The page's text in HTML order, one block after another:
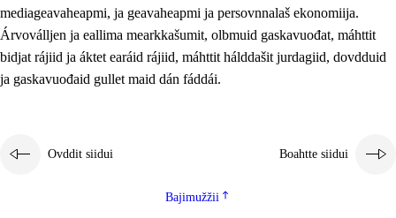
2.4 Oahppat oahppat
Fágaidrasttideaddji fáttát
2.5 Fágaidrasttideaddji fáttát
mediageavaheapmi, ja geavaheapmi ja persovnnalaš ekonomiija.
Árvoválljen ja eallima mearkkašumit, olbmuid gaskavuođat, máhttit
bidjat rájiid ja áktet earáid rájiid, máhttit hálddašit jurdagiid, dovdduid
ja gaskavuođaid gullet maid dán fáddái.
Ovddit siidui Boahtte siidui
Bajimužžii